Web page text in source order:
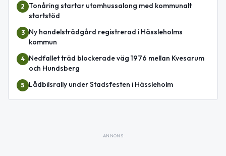
2
Tonåring startar utomhussalong med kommunalt
startstöd
3
Ny handelsträdgård registrerad i Hässleholms
kommun
4
Nedfallet träd blockerade väg 1976 mellan Kvesarum
och Hundsberg
5 Lådbilsrally under Stadsfesten i Hässleholm
ANNONS